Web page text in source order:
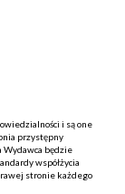
i są one
przystępny
Wydawca będzie
współżycia
stronie każdego